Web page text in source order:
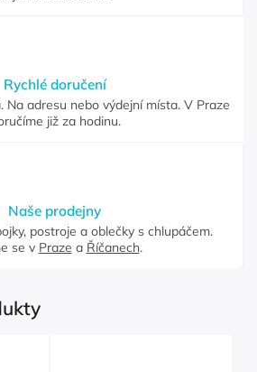
Rychlé doručení
Na adresu nebo výdejní místa. V Praze
již za hodinu.
Naše prodejny
postroje a oblečky s chlupáčem.
se v Praze a Říčanech.